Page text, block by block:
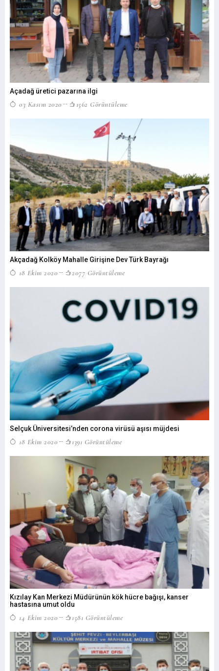
Açadağ üretici pazarına ilgi
03 Kasım 2020 1562 Görüntüleme
Akçadağ Kolköy Mahalle Girişine Dev Türk Bayrağı
18 Ekim 2020 2077 Görüntüleme
Selçuk Üniversitesi’nden corona virüsü aşısı müjdesi
18 Ekim 2020 1391 Görüntüleme
Kızılay Kan Merkezi Müdürünün kök hücre bağışı, kanser
hastasına umut oldu
14 Ekim 2020 1581 Görüntüleme